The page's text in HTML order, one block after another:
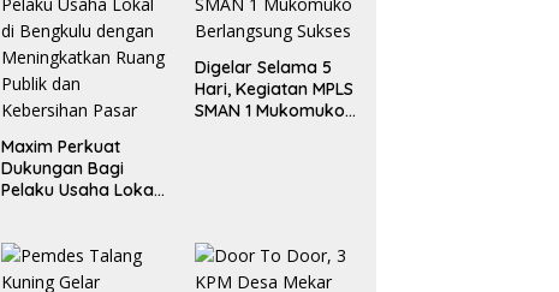
Maxim Perkuat
Dukungan Bagi
Pelaku Usaha Lokal
Ruang Publik dan
Kebersihan Pasar
Digelar Selama 5
Hari, Kegiatan MPLS
SMAN 1 Mukomuko